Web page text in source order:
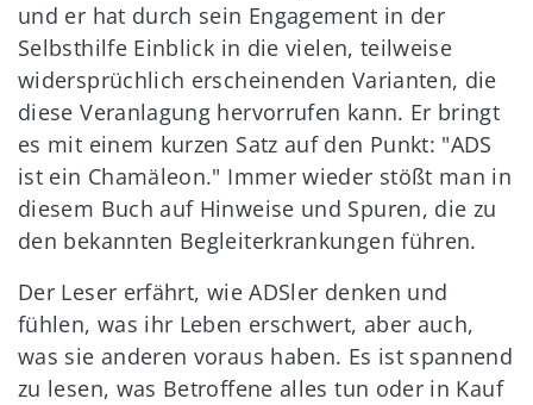
und er hat durch sein Engagement in der
Selbsthilfe Einblick in die vielen, teilweise
widersprüchlich erscheinenden Varianten, die
diese Veranlagung hervorrufen kann. Er bringt
es mit einem kurzen Satz auf den Punkt: "ADS
ist ein Chamäleon." Immer wieder stößt man in
diesem Buch auf Hinweise und Spuren, die zu
den bekannten Begleiterkrankungen führen.
Der Leser erfährt, wie ADSler denken und
fühlen, was ihr Leben erschwert, aber auch,
was sie anderen voraus haben. Es ist spannend
zu lesen, was Betroffene alles tun oder in Kauf